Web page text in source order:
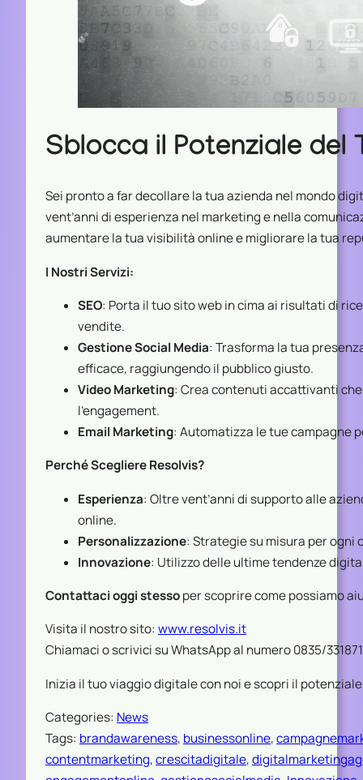
Sblocca il Potenziale del
Sei pronto a far decollare la tua azienda nel mondo
vent’anni di esperienza nel marketing e nella
aumentare la tua visibilità online e migliorare la tua
I Nostri Servizi:
SEO: Porta il tuo sito web in cima ai risultati di
vendite.
Gestione Social Media: Trasforma la tua
efficace, raggiungendo il pubblico giusto.
Video Marketing: Crea contenuti accattivanti
l’engagement.
Email Marketing: Automatizza le tue campagne
Perché Scegliere Resolvis?
Esperienza: Oltre vent’anni di supporto alle
online.
Personalizzazione: Strategie su misura per ogni
Innovazione: Utilizzo delle ultime tendenze
Contattaci oggi stessoper scoprire come possiamo
Visita il nostro sito: www.resolvis.it
Chiamaci o scrivici su WhatsApp al numero 0835/
Inizia il tuo viaggio digitale con noi e scopri il
Categories: News
Tags: brandawareness, businessonline,
contentmarketing, crescitadigitale,